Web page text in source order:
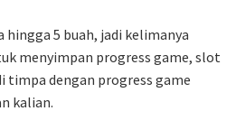
5 buah, jadi kelimanya
menyimpan progress game, slot
timpa dengan progress game
kalian.